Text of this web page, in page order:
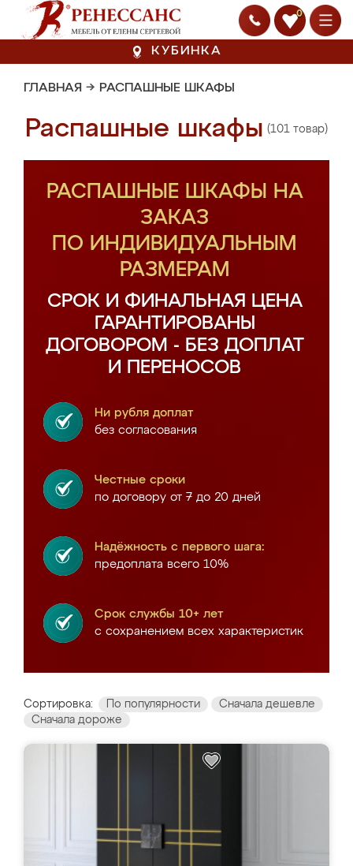
0
КУБИНКА
ГЛАВНАЯ → РАСПАШНЫЕ ШКАФЫ
Распашные шкафы (101 товар)
РАСПАШНЫЕ ШКАФЫ НА
ЗАКАЗ
ПО ИНДИВИДУАЛЬНЫМ
РАЗМЕРАМ
СРОК И ФИНАЛЬНАЯ ЦЕНА
ГАРАНТИРОВАНЫ
ДОГОВОРОМ - БЕЗ ДОПЛАТ
И ПЕРЕНОСОВ
Ни рубля доплат
без согласования
Честные сроки
по договору от 7 до 20 дней
Надёжность с первого шага:
предоплата всего 10%
Срок службы 10+ лет
с сохранением всех характеристик
Сортировка: По популярности
Сначала дешевле
Сначала дороже